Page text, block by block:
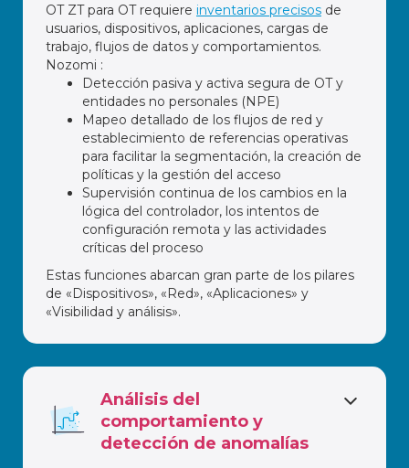
OT ZT para OT requiere inventarios precisos de
usuarios, dispositivos, aplicaciones, cargas de
trabajo, flujos de datos y comportamientos.
Nozomi :
Detección pasiva y activa segura de OT y
entidades no personales (NPE)
Mapeo detallado de los flujos de red y
establecimiento de referencias operativas
para facilitar la segmentación, la creación de
políticas y la gestión del acceso
Supervisión continua de los cambios en la
lógica del controlador, los intentos de
configuración remota y las actividades
críticas del proceso
Estas funciones abarcan gran parte de los pilares
de «Dispositivos», «Red», «Aplicaciones» y
«Visibilidad y análisis».
Análisis del
comportamiento y
detección de anomalías